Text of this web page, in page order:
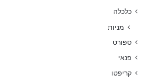
כלכלה
מניות
ספורט
פנאי
קריפטו